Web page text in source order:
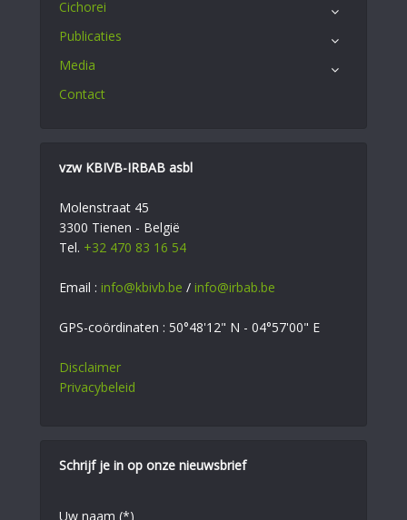
Cichorei
Publicaties
Media
Contact
vzw KBIVB-IRBAB asbl
Molenstraat 45
3300 Tienen - België
Tel. +32 470 83 16 54
Email : info@kbivb.be / info@irbab.be
GPS-coördinaten : 50°48'12" N - 04°57'00" E
Disclaimer
Privacybeleid
Schrijf je in op onze nieuwsbrief
Uw naam (*)